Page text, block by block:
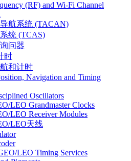
(RF) and Wi-Fi Channel
航系统 (TACAN)
统 (TCAS)
问器
时
和计时
Navigation and Timing
Oscillators
LEO Grandmaster Clocks
LEO Receiver Modules
LEO天线
LEO Timing Services